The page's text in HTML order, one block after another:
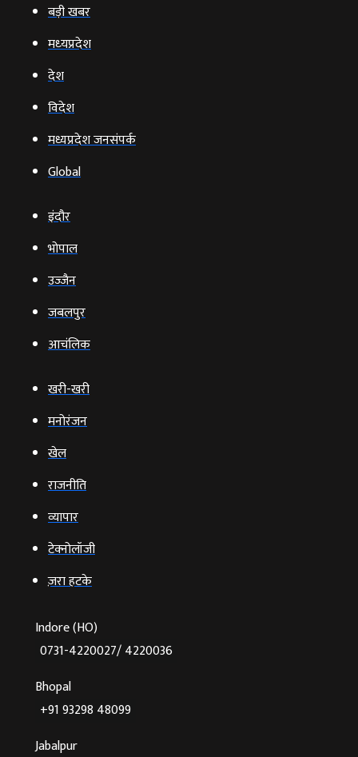
बड़ी खबर
मध्‍यप्रदेश
देश
विदेश
मध्यप्रदेश जनसंपर्क
Global
इंदौर
भोपाल
उज्‍जैन
जबलपुर
आचंलिक
खरी-खरी
मनोरंजन
खेल
राजनीति
व्‍यापार
टेक्‍नोलॉजी
ज़रा हटके
Indore (HO)
0731-4220027/ 4220036
Bhopal
+91 93298 48099
Jabalpur